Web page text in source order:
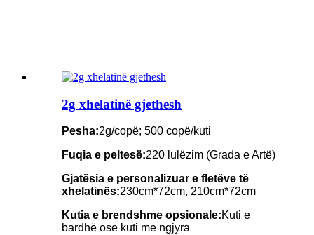
2g xhelatinë gjethesh
Pesha:2g/copë; 500 copë/kuti
Fuqia e peltesë:220 lulëzim (Grada e Artë)
Gjatësia e personalizuar e fletëve të
xhelatinës:230cm*72cm, 210cm*72cm
Kutia e brendshme opsionale:Kuti e
bardhë ose kuti me ngjyra